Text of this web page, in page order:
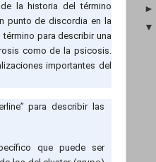
la historia del término
punto de discordia en la
para describir una
como de la psicosis.
importantes del
para describir las
que puede ser
►
▼